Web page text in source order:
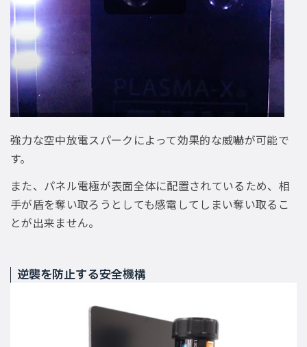
強力な空中放電スパークによって効果的な威嚇が可能で
す。
また、パネル電極が表面全体に配置されているため、相
手が盾を奪い取ろうとしても感電してしまい奪い取るこ
とが出来ません。
逆襲を防止する安全機構